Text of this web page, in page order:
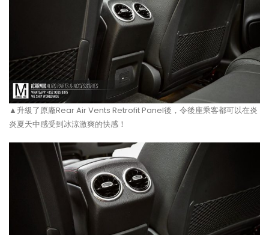
▲升級了原廠Rear Air Vents Retrofit Panel後，令後座乘客都可以在炎
炎夏天中感受到冰涼激爽的快感！